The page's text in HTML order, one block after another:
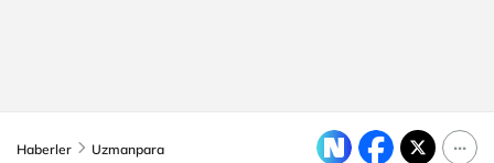
Haberler Uzmanpara